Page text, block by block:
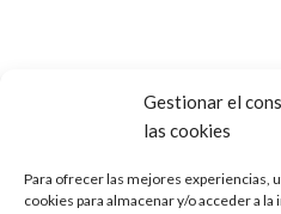
Gestionar el
las cookies
Para ofrecer las mejores experiencias,
cookies para almacenar y/o acceder a